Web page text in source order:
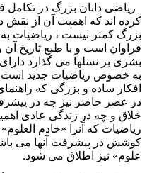
ریاضی دانان بزرگ در
کرده اند که اهمیت آن از نقش
بزرگ کمتر نیست ، ریاضیات
فراوان است و با طبع تاریخ
بشری بر نسلها می گذارد
به خصوص ریاضیات جدید است
افکار ساده و بزرگی که
در عصر حاضر نیز چه در
خلاق و چه در زندگی عادی
ریاضیات که آنرا «خادم
کوشش در پیشرفت آنها می
علوم» نیز اطلاق می شود.